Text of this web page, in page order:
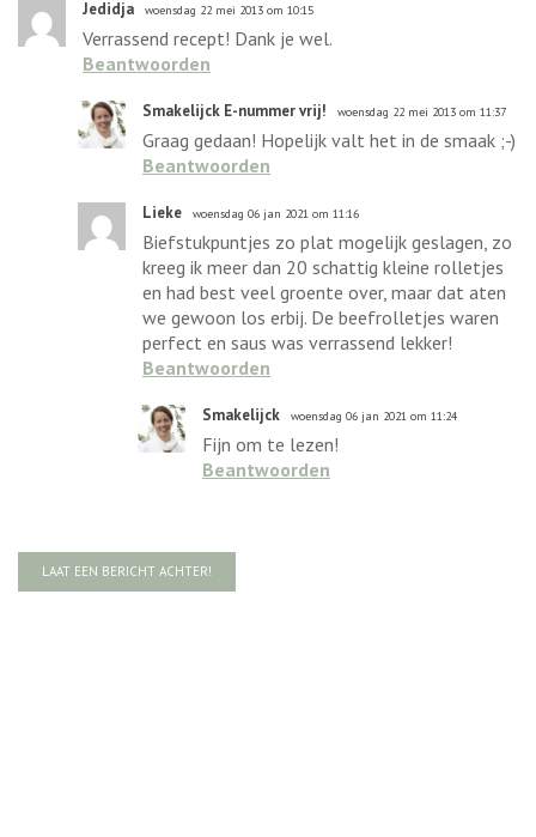
Jedidja woensdag 22 mei 2013 om 10:15
Verrassend recept! Dank je wel.
Beantwoorden
Smakelijck E-nummer vrij! woensdag 22 mei 2013 om 11:37
Graag gedaan! Hopelijk valt het in de smaak ;-)
Beantwoorden
Lieke woensdag 06 jan 2021 om 11:16
Biefstukpuntjes zo plat mogelijk geslagen, zo
kreeg ik meer dan 20 schattig kleine rolletjes
en had best veel groente over, maar dat aten
we gewoon los erbij. De beefrolletjes waren
perfect en saus was verrassend lekker!
Beantwoorden
Smakelijck woensdag 06 jan 2021 om 11:24
Fijn om te lezen!
Beantwoorden
LAAT EEN BERICHT ACHTER!